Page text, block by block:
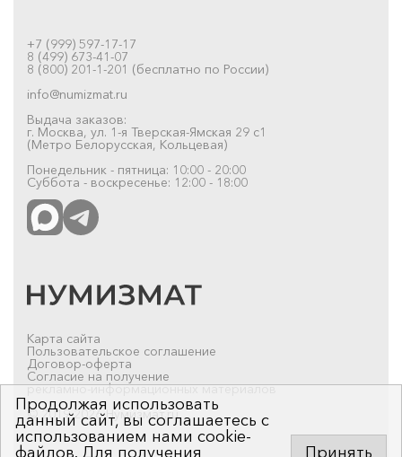
+7 (999) 597-17-17
8 (499) 673-41-07
8 (800) 201-1-201 (бесплатно по России)
info@numizmat.ru
Выдача заказов:
г. Москва, ул. 1-я Тверская-Ямская 29 с1
(Метро Белорусская, Кольцевая)
Понедельник - пятница: 10:00 - 20:00
Суббота - воскресенье: 12:00 - 18:00
Карта сайта
Пользовательское соглашение
Договор-оферта
Согласие на получение
рекламно-информационных материалов
© 2019-2026 Нумизмат.ru
Продолжая использовать
данный сайт, вы соглашаетесь с
использованием нами cookie-
файлов. Для получения
Принять